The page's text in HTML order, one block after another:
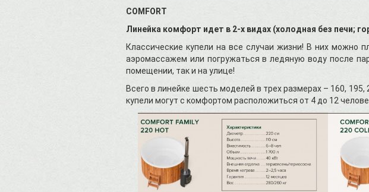
COMFORT
Линейка комфорт идет в 2-х видах (холодная без печи;
Классические купели на все случаи жизни! В них можно
аэромассажем или погружаться в ледяную воду после
помещении, так и на улице!
Всего в линейке шесть моделей в трех размерах – 160,
купели могут с комфортом расположиться от 4 до 12